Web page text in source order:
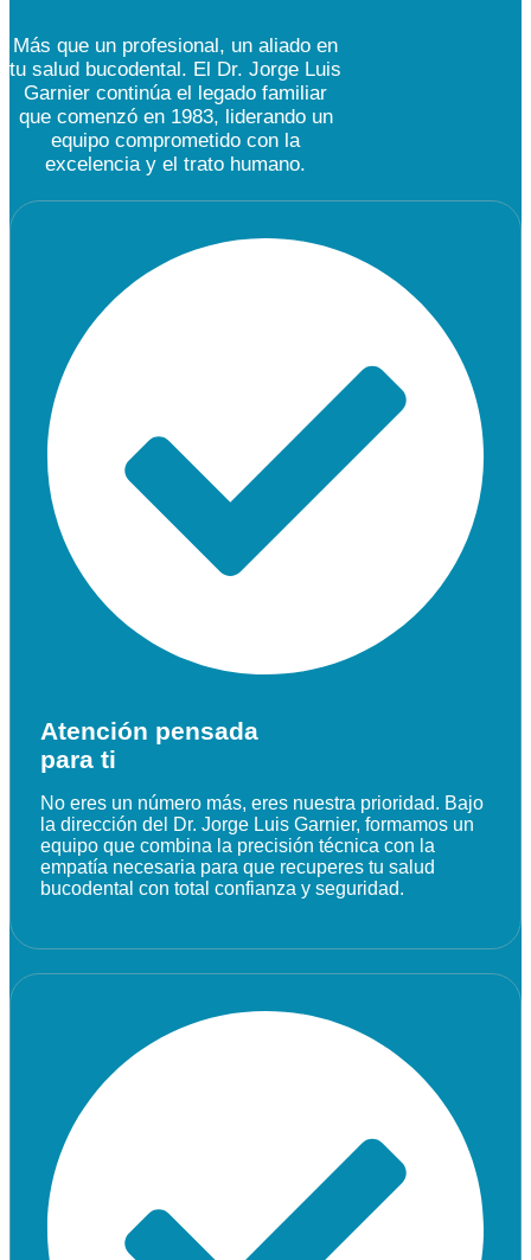
Más que un profesional, un aliado en
tu salud bucodental. El Dr. Jorge Luis
Garnier continúa el legado familiar
que comenzó en 1983, liderando un
equipo comprometido con la
excelencia y el trato humano.
Atención pensada
para ti
No eres un número más, eres nuestra prioridad. Bajo
la dirección del Dr. Jorge Luis Garnier, formamos un
equipo que combina la precisión técnica con la
empatía necesaria para que recuperes tu salud
bucodental con total confianza y seguridad.